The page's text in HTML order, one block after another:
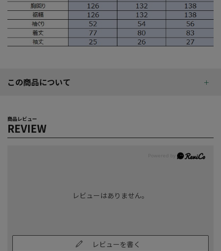
この商品について
商品レビュー
REVIEW
レビューはありません。
レビューを書く